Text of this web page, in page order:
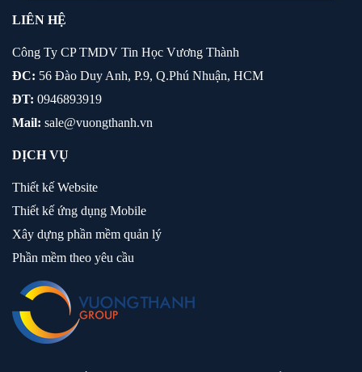
LIÊN HỆ
Công Ty CP TMDV Tin Học Vương Thành
ĐC: 56 Đào Duy Anh, P.9, Q.Phú Nhuận, HCM
ĐT: 0946893919
Mail: sale@vuongthanh.vn
DỊCH VỤ
Thiết kế Website
Thiết kế ứng dụng Mobile
Xây dựng phần mềm quản lý
Phần mềm theo yêu cầu